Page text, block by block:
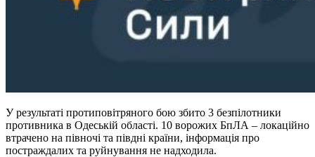
У результаті протиповітряного бою збито 3 безпілотники
противника в Одеській області. 10 ворожих БпЛА – локаційно
втрачено на півночі та півдні країни, інформація про
постраждалих та руйнування не надходила.